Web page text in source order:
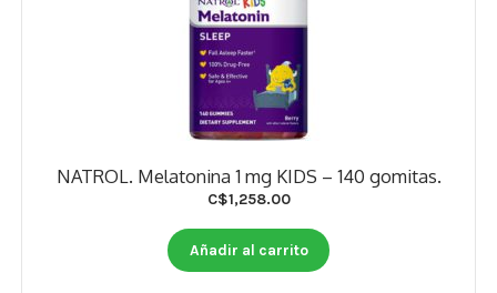
NATROL. Melatonina 1 mg KIDS – 140 gomitas.
C$1,258.00
Añadir al carrito